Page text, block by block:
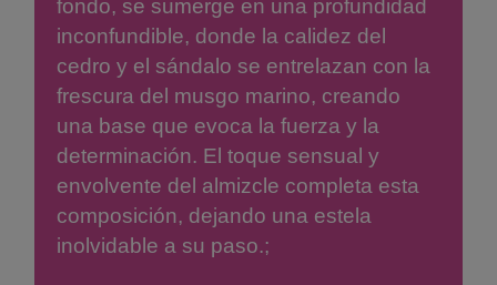
fondo, se sumerge en una profundidad
inconfundible, donde la calidez del
cedro y el sándalo se entrelazan con la
frescura del musgo marino, creando
una base que evoca la fuerza y la
determinación. El toque sensual y
envolvente del almizcle completa esta
composición, dejando una estela
inolvidable a su paso.;